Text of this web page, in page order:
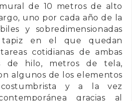
de 10 metros de alto
uno por cada año de la
y sobredimensionadas
en el que quedan
cotidianas de ambas
de hilo, metros de tela,
algunos de los elementos
y a la vez
gracias al